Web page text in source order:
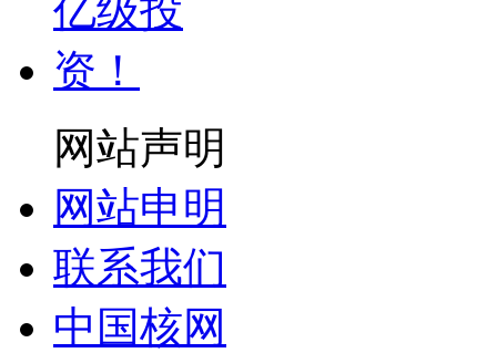
网站声明
网站申明
联系我们
中国核网